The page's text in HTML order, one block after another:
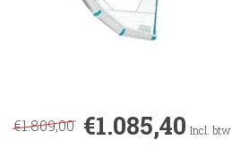
€1.809,00 €1.085,40 Incl. btw